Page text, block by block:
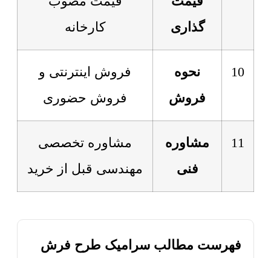
گذاری
کارخانه
10
نحوه
فروش
فروش اینترنتی و
فروش حضوری
11
مشاوره
فنی
مشاوره تخصصی
مهندسی قبل از خرید
فهرست مطالب سرامیک طرح فرش